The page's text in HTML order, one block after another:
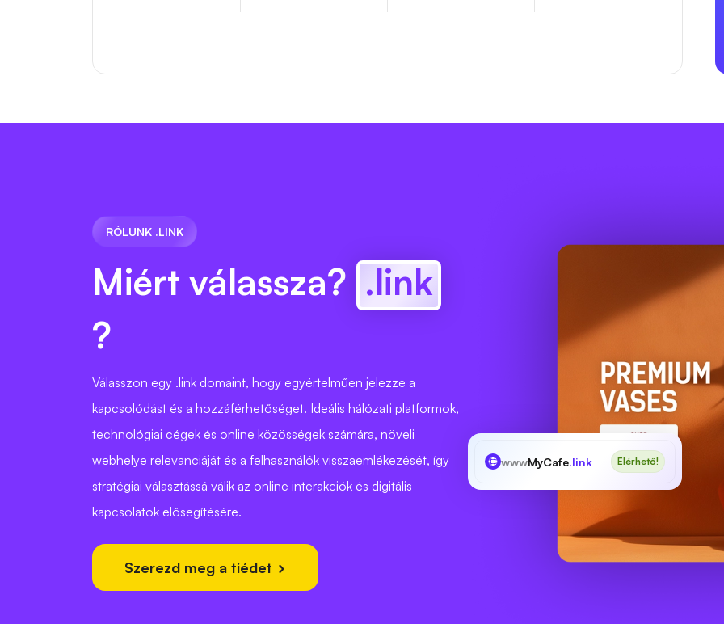
RÓLUNK .LINK
Miért válassza? .link
?
Válasszon egy .link domaint, hogy egyértelműen jelezze a
kapcsolódást és a hozzáférhetőséget. Ideális hálózati platformok,
technológiai cégek és online közösségek számára, növeli
webhelye relevanciáját és a felhasználók visszaemlékezését, így
stratégiai választássá válik az online interakciók és digitális
kapcsolatok elősegítésére.
Szerezd meg a tiédet
wwwMyCafe.link Elérhető!